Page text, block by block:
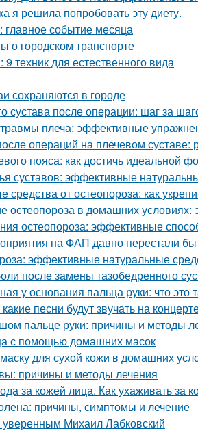
я решила попробовать эту диету.
главное событие месяца
о городском транспорте
техник для естественного вида
сохраняются в городе
сустава после операции: шаг за
плеча: эффективные
операций на плечевом суставе:
пояса: как достичь идеальной
суставов: эффективные
от остеопороза: как
остеопороза в домашних
остеопороза: эффективные
на ФАП давно перестали
эффективные натуральные
после замены тазобедренного
у основания пальца руки: что это
песни будут звучать на
пальце руки: причины и методы
с помощью домашних масок
для сухой кожи в домашних
причины и методы лечения
за кожей лица. Как ухаживать за
причины, симптомы и лечение
уверенным Михаил Лабковский